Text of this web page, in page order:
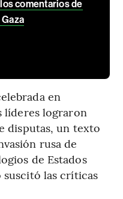
comentarios de
en
líderes lograron
disputas, un texto
rusa de
de Estados
suscitó las críticas